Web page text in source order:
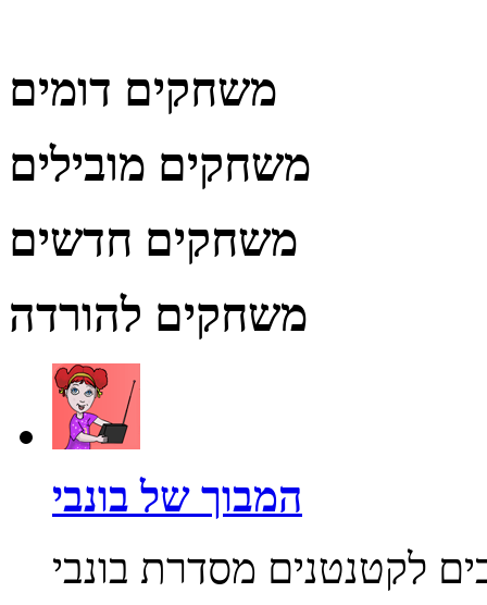
משחקים דומים
משחקים מובילים
משחקים חדשים
משחקים להורדה
המבוך של בונבי